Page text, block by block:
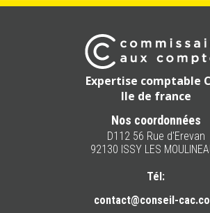
Expertise comptable
Ile de france
Nos coordonnées
D112 56 Rue d'Erevan
92130 ISSY LES
Tél:
contact@conseil-